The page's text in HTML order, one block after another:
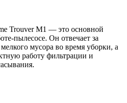
Trouver M1 — это основной
пылесосе. Он отвечает за
мусора во время уборки, а
работу фильтрации и